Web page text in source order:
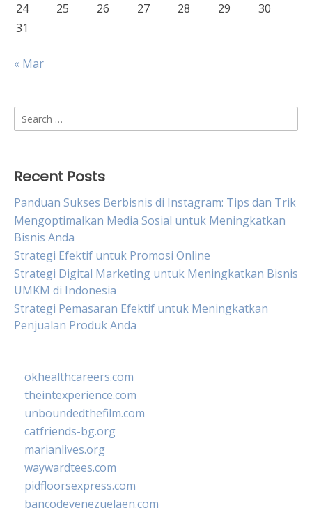
24
25 26 27 28 29
30
31
« Mar
Search
for:
Recent Posts
Panduan Sukses Berbisnis di Instagram: Tips dan Trik
Mengoptimalkan Media Sosial untuk Meningkatkan
Bisnis Anda
Strategi Efektif untuk Promosi Online
Strategi Digital Marketing untuk Meningkatkan Bisnis
UMKM di Indonesia
Strategi Pemasaran Efektif untuk Meningkatkan
Penjualan Produk Anda
okhealthcareers.com
theintexperience.com
unboundedthefilm.com
catfriends-bg.org
marianlives.org
waywardtees.com
pidfloorsexpress.com
bancodevenezuelaen.com